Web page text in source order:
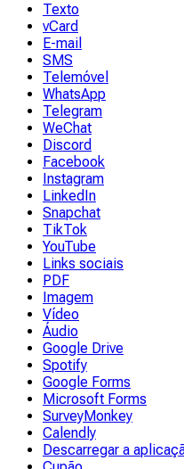
Texto
vCard
E-mail
SMS
Telemóvel
WhatsApp
Telegram
WeChat
Discord
Facebook
Instagram
LinkedIn
Snapchat
TikTok
YouTube
Links sociais
PDF
Imagem
Vídeo
Áudio
Google Drive
Spotify
Google Forms
Microsoft Forms
SurveyMonkey
Calendly
Descarregar a